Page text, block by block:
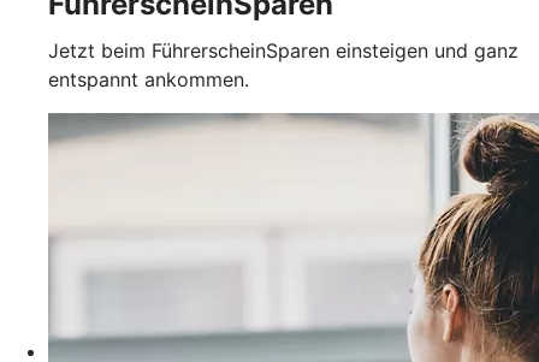
Jetzt beim FührerscheinSparen einsteigen und ganz
entspannt ankommen.